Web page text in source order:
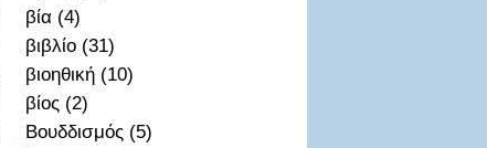
βία (4)
βιβλίο (31)
βιοηθική (10)
βίος (2)
Βουδδισμός (5)